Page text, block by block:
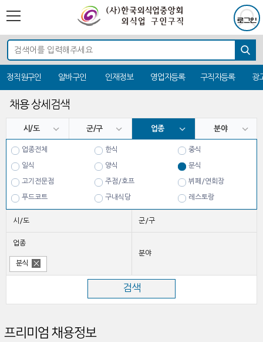
정직원구인 알바구인 인재정보 영업자등록 구직자등록 광
채용 상세검색
시/도 군/구 업종 분야
업종전체 한식 중식
일식 양식 분식
고기전문점 주점/호프 뷔페/연회장
푸드코트 구내식당 레스토랑
시/도
군/구
업종
분식
분야
프리미엄 채용정보